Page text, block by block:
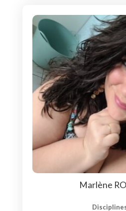
Marlène